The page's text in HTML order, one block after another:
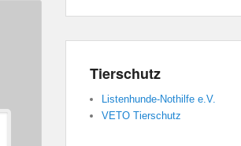
Tierschutz
Listenhunde-Nothilfe e.V.
VETO Tierschutz